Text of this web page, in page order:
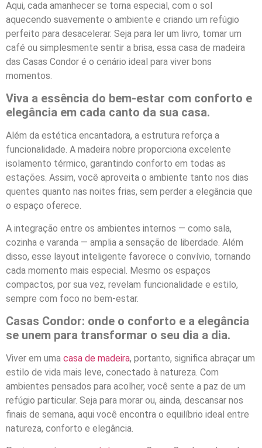
Aqui, cada amanhecer se torna especial, com o sol
aquecendo suavemente o ambiente e criando um refúgio
perfeito para desacelerar. Seja para ler um livro, tomar um
café ou simplesmente sentir a brisa, essa casa de madeira
das Casas Condor é o cenário ideal para viver bons
momentos.
Viva a essência do bem-estar com conforto e
elegância em cada canto da sua casa.
Além da estética encantadora, a estrutura reforça a
funcionalidade. A madeira nobre proporciona excelente
isolamento térmico, garantindo conforto em todas as
estações. Assim, você aproveita o ambiente tanto nos dias
quentes quanto nas noites frias, sem perder a elegância que
o espaço oferece.
A integração entre os ambientes internos — como sala,
cozinha e varanda — amplia a sensação de liberdade. Além
disso, esse layout inteligente favorece o convívio, tornando
cada momento mais especial. Mesmo os espaços
compactos, por sua vez, revelam funcionalidade e estilo,
sempre com foco no bem-estar.
Casas Condor: onde o conforto e a elegância
se unem para transformar o seu dia a dia.
Viver em uma casa de madeira, portanto, significa abraçar um
estilo de vida mais leve, conectado à natureza. Com
ambientes pensados para acolher, você sente a paz de um
refúgio particular. Seja para morar ou, ainda, descansar nos
finais de semana, aqui você encontra o equilíbrio ideal entre
natureza, conforto e elegância.